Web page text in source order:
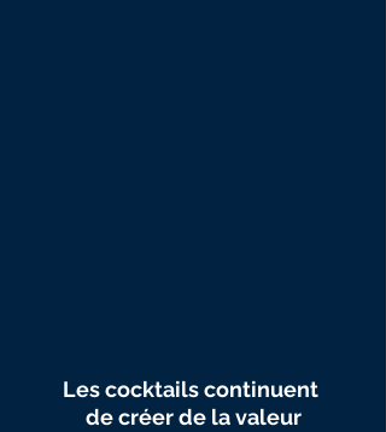
Les cocktails continuent
de créer de la valeur